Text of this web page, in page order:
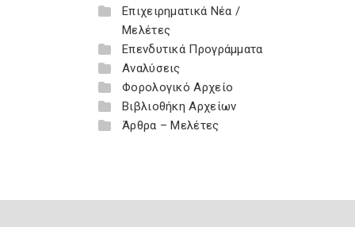
Επιχειρηματικά Νέα /
Μελέτες
Επενδυτικά Προγράμματα
Αναλύσεις
Φορολογικό Αρχείο
Βιβλιοθήκη Αρχείων
Άρθρα – Μελέτες